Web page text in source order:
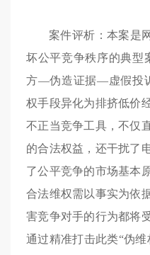
案件评析：本案是
坏公平竞争秩序的典型
方—伪造证据—虚假投
权手段异化为排挤低价
不正当竞争工具，不仅
的合法权益，还干扰了
了公平竞争的市场基本
合法维权需以事实为依
害竞争对手的行为都将
通过精准打击此类“伪